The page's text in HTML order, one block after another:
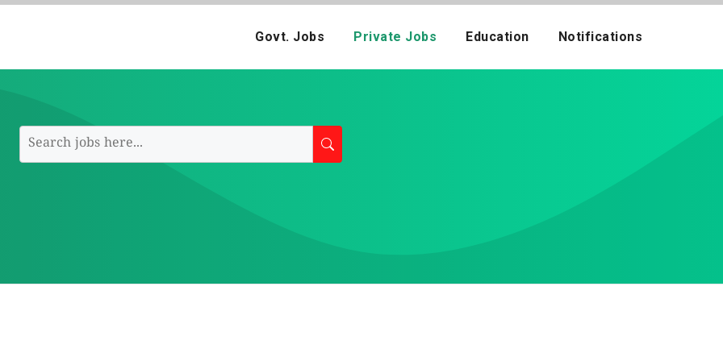
Govt. Jobs Private Jobs Education Notifications